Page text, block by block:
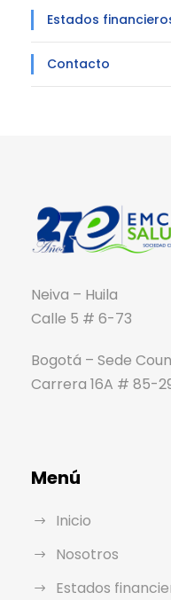
Estados
Contacto
Neiva – Huila
Calle 5 # 6-73
Bogotá – Sede
Carrera 16A # 85-
Menú
Inicio
Nosotros
Estados